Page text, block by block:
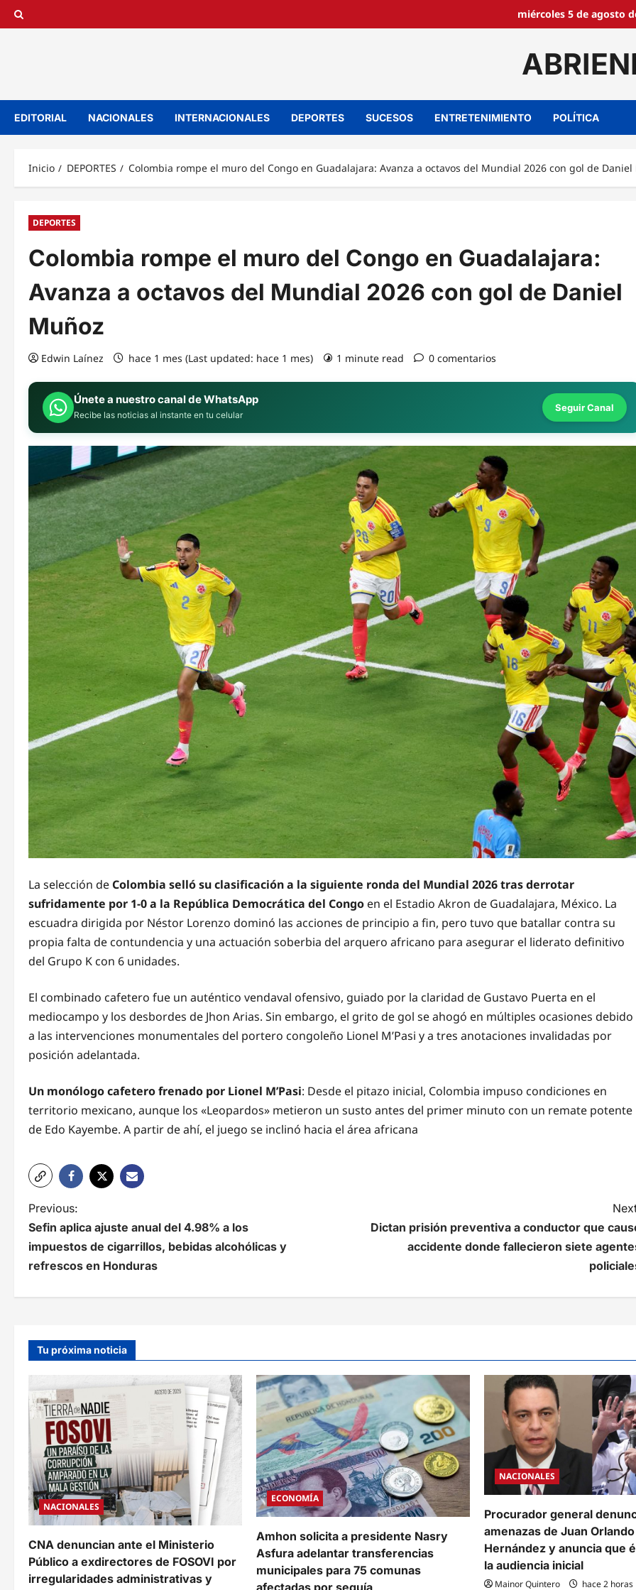
Saltar
miércoles 5 de agosto
EDITORIAL NACIONALES INTERNACIONALES DEPORTES SUCESOS ENTRETENIMIENTO POLÍTICA
Inicio DEPORTES Colombia rompe el muro del Congo en Guadalajara: Avanza a octavos del Mundial 2026 con gol de Daniel
DEPORTES
Colombia rompe el muro del Congo en Guadalajara:
Avanza a octavos del Mundial 2026 con gol de Daniel
Muñoz
Edwin Laínez hace 1 mes (Last updated: hace 1 mes) 1 minute read 0 comentarios
Únete a nuestro canal de WhatsApp
Recibe las noticias al instante en tu celular
Seguir Canal
La selección de Colombia selló su clasificación a la siguiente ronda del Mundial 2026 tras derrotar
sufridamente por 1-0 a la República Democrática del Congo en el Estadio Akron de Guadalajara, México. La
escuadra dirigida por Néstor Lorenzo dominó las acciones de principio a fin, pero tuvo que batallar contra su
propia falta de contundencia y una actuación soberbia del arquero africano para asegurar el liderato definitivo
del Grupo K con 6 unidades.
El combinado cafetero fue un auténtico vendaval ofensivo, guiado por la claridad de Gustavo Puerta en el
mediocampo y los desbordes de Jhon Arias. Sin embargo, el grito de gol se ahogó en múltiples ocasiones debido
a las intervenciones monumentales del portero congoleño Lionel M’Pasi y a tres anotaciones invalidadas por
posición adelantada.
Un monólogo cafetero frenado por Lionel M’Pasi: Desde el pitazo inicial, Colombia impuso condiciones en
territorio mexicano, aunque los «Leopardos» metieron un susto antes del primer minuto con un remate potente
de Edo Kayembe. A partir de ahí, el juego se inclinó hacia el área africana
N
a
v
a
c
i
ó
n
d
e
e
n
t
Previous:
Sefin aplica ajuste anual del 4.98% a los
impuestos de cigarrillos, bebidas alcohólicas y
refrescos en Honduras
Dictan prisión preventiva a conductor que
accidente donde fallecieron siete
Tu próxima noticia
NACIONALES
CNA denuncian ante el Ministerio
Público a exdirectores de FOSOVI por
irregularidades administrativas y
ECONOMÍA
Amhon solicita a presidente Nasry
Asfura adelantar transferencias
municipales para 75 comunas
NACIONALES
Procurador general
amenazas de Juan Orlando
Hernández y anuncia que
la audiencia inicial
Mainor Quintero hace 2 horas